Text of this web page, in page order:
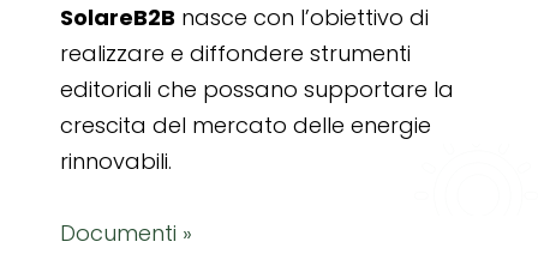
SolareB2B nasce con l’obiettivo di
realizzare e diffondere strumenti
editoriali che possano supportare la
crescita del mercato delle energie
rinnovabili.
Documenti »